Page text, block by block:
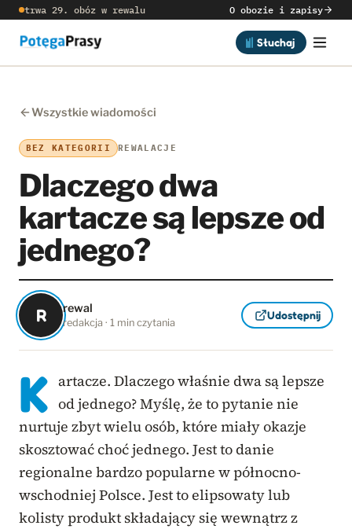
trwa 29. obóz w rewalu O obozie i zapisy
Słuchaj
Wszystkie wiadomości
BEZ KATEGORII REWALACJE
Dlaczego dwa
kartacze są lepsze od
jednego?
R rewal
redakcja · 1 min czytania
Udostępnij
K artacze. Dlaczego właśnie dwa są lepsze
od jednego? Myślę, że to pytanie nie
nurtuje zbyt wielu osób, które miały okazje
skosztować choć jednego. Jest to danie
regionalne bardzo popularne w północno-
wschodniej Polsce. Jest to elipsowaty lub
kolisty produkt składający się wewnątrz z